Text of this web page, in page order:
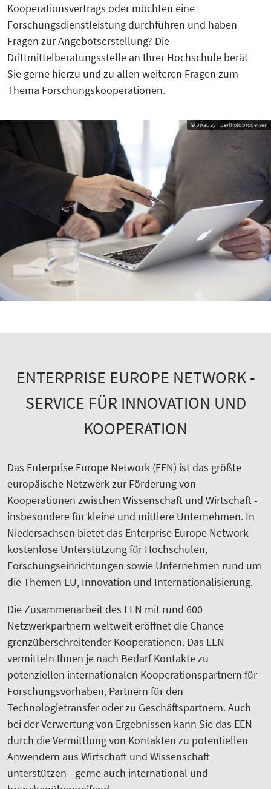
Kooperationsvertrags oder möchten eine
Forschungsdienstleistung durchführen und haben
Fragen zur Angebotserstellung? Die
Drittmittelberatungsstelle an Ihrer Hochschule berät
Sie gerne hierzu und zu allen weiteren Fragen zum
Thema Forschungskooperationen.
© pixabay l bertholdbrodersen
ENTERPRISE EUROPE NETWORK -
SERVICE FÜR INNOVATION UND
KOOPERATION
Das Enterprise Europe Network (EEN) ist das größte
europäische Netzwerk zur Förderung von
Kooperationen zwischen Wissenschaft und Wirtschaft -
insbesondere für kleine und mittlere Unternehmen. In
Niedersachsen bietet das Enterprise Europe Network
kostenlose Unterstützung für Hochschulen,
Forschungseinrichtungen sowie Unternehmen rund um
die Themen EU, Innovation und Internationalisierung.
Die Zusammenarbeit des EEN mit rund 600
Netzwerkpartnern weltweit eröffnet die Chance
grenzüberschreitender Kooperationen. Das EEN
vermitteln Ihnen je nach Bedarf Kontakte zu
potenziellen internationalen Kooperationspartnern für
Forschungsvorhaben, Partnern für den
Technologietransfer oder zu Geschäftspartnern. Auch
bei der Verwertung von Ergebnissen kann Sie das EEN
durch die Vermittlung von Kontakten zu potentiellen
Anwendern aus Wirtschaft und Wissenschaft
unterstützen - gerne auch international und